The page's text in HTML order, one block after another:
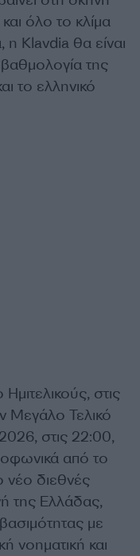
όλο το κλίμα
Klavdia θα είναι
της
το ελληνικό
στις
Μεγάλο Τελικό
στις 22:00,
από το
διεθνές
της Ελλάδας,
με
νοηματική και